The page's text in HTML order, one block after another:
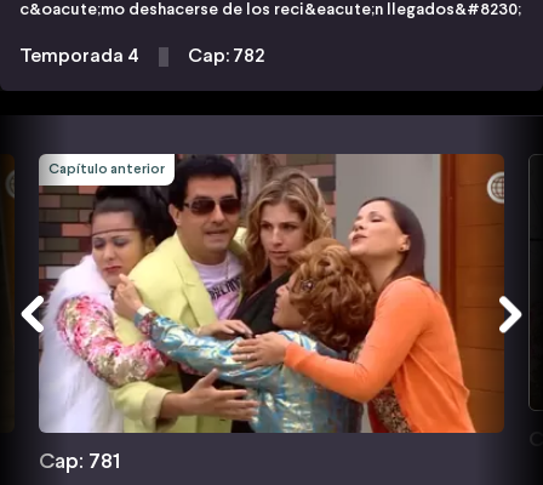
c&oacute;mo deshacerse de los reci&eacute;n llegados&#8230;
Temporada 4 Cap: 782
Capítulo anterior
Cap: 781